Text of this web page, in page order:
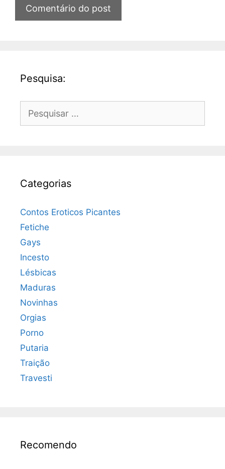
Pesquisa:
por:
Categorias
Contos Eroticos Picantes
Fetiche
Gays
Incesto
Lésbicas
Maduras
Novinhas
Orgias
Porno
Putaria
Traição
Travesti
Recomendo